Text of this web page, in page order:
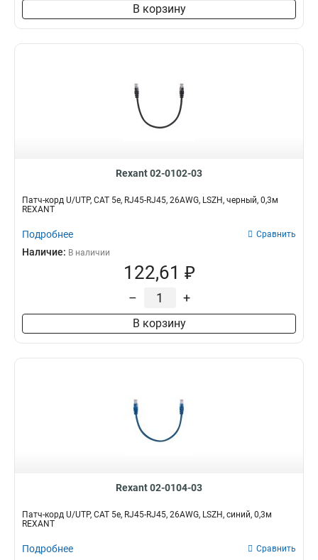
В корзину
Rexant 02-0102-03
Патч-корд U/UTP, CAT 5e, RJ45-RJ45, 26AWG, LSZH, черный, 0,3м
REXANT
Подробнее Сравнить
Наличие: В наличии
122,61 ₽
– +
В корзину
Rexant 02-0104-03
Патч-корд U/UTP, CAT 5e, RJ45-RJ45, 26AWG, LSZH, синий, 0,3м
REXANT
Подробнее Сравнить